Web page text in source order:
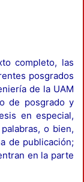
completo, las
posgrados
de la UAM
de posgrado y
en especial,
o bien,
de publicación;
en la parte